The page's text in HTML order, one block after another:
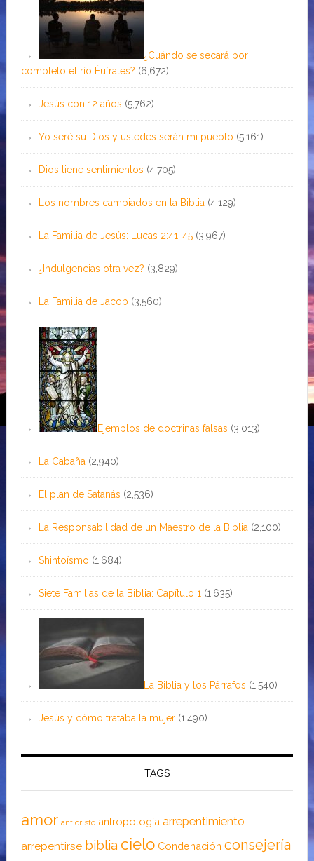
¿Cuándo se secará por
completo el río Éufrates? (6,672)
Jesús con 12 años (5,762)
Yo seré su Dios y ustedes serán mi pueblo (5,161)
Dios tiene sentimientos (4,705)
Los nombres cambiados en la Biblia (4,129)
La Familia de Jesús: Lucas 2:41-45 (3,967)
¿Indulgencias otra vez? (3,829)
La Familia de Jacob (3,560)
Ejemplos de doctrinas falsas (3,013)
La Cabaña (2,940)
El plan de Satanás (2,536)
La Responsabilidad de un Maestro de la Biblia (2,100)
Shintoísmo (1,684)
Siete Familias de la Biblia: Capítulo 1 (1,635)
La Biblia y los Párrafos (1,540)
Jesús y cómo trataba la mujer (1,490)
TAGS
amor anticristo antropología arrepentimiento
arrepentirse biblia cielo Condenación consejería